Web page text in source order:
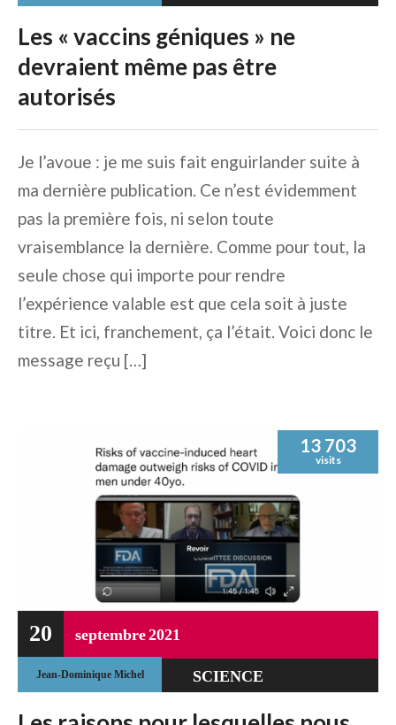
Les « vaccins géniques » ne
devraient même pas être
autorisés
Je l’avoue : je me suis fait enguirlander suite à
ma dernière publication. Ce n’est évidemment
pas la première fois, ni selon toute
vraisemblance la dernière. Comme pour tout, la
seule chose qui importe pour rendre
l’expérience valable est que cela soit à juste
titre. Et ici, franchement, ça l’était. Voici donc le
message reçu […]
20 septembre2021
13 703
visits
Jean-Dominique Michel SCIENCE
UNCATEGORIZED